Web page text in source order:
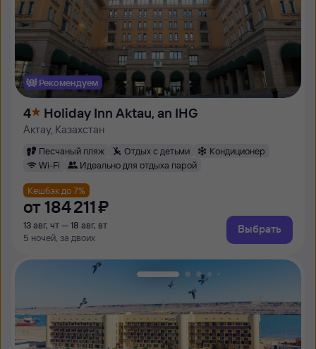
Рекомендуем
4 Holiday Inn Aktau, an IHG
Актау, Казахстан
Песчаный пляж Отдых с детьми
Кондиционер
Wi-Fi
Идеально для отдыха парой
Кешбэк до 7%
от 184 ⁠211 ⁠₽
13 авг, чт — 18 авг, вт
5 ночей, за двоих
Выбрать